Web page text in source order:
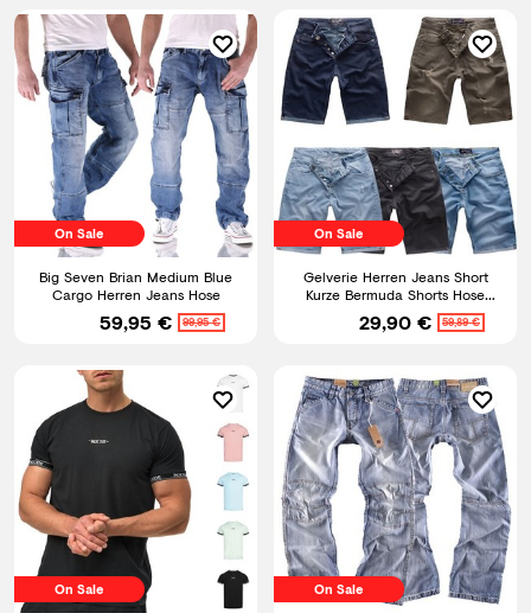
On Sale
Big Seven Brian Medium Blue
Cargo Herren Jeans Hose
59,95 € 99,95 €
On Sale
Gelverie Herren Jeans Short
Kurze Bermuda Shorts Hose
Denim Stonewashed M58
29,90 € 59,89 €
On Sale On Sale